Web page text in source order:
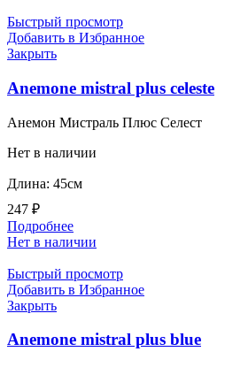
Быстрый просмотр
Добавить в Избранное
Закрыть
Anemone mistral plus celeste
Анемон Мистраль Плюс Селест
Нет в наличии
Длина: 45см
247 ₽
Подробнее
Нет в наличии
Быстрый просмотр
Добавить в Избранное
Закрыть
Anemone mistral plus blue